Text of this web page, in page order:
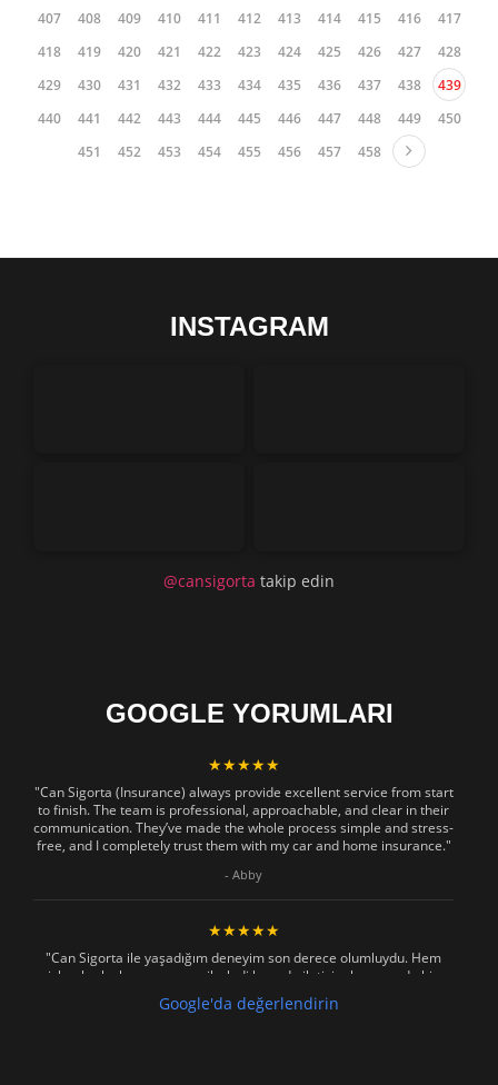
319
320 321 322 323 324 325 326 327 328
329
330
331 332 333 334 335 336 337 338 339
340
341
342 343 344 345 346 347 348 349 350
351
352
353 354 355 356 357 358 359 360 361
362
364 365 366 367 368 369 370 371 372
421 422 423 424 425
INSTAGRAM
@cansigortatakip edin
GOOGLE YORUMLARI